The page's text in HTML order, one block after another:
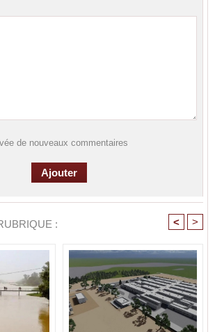
de nouveaux commentaires
: < >